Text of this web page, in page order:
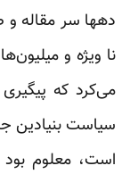
دهها سر مقاله و
نا ویژه و
می‌کرد که
سیاست بنیادین
است، معلوم